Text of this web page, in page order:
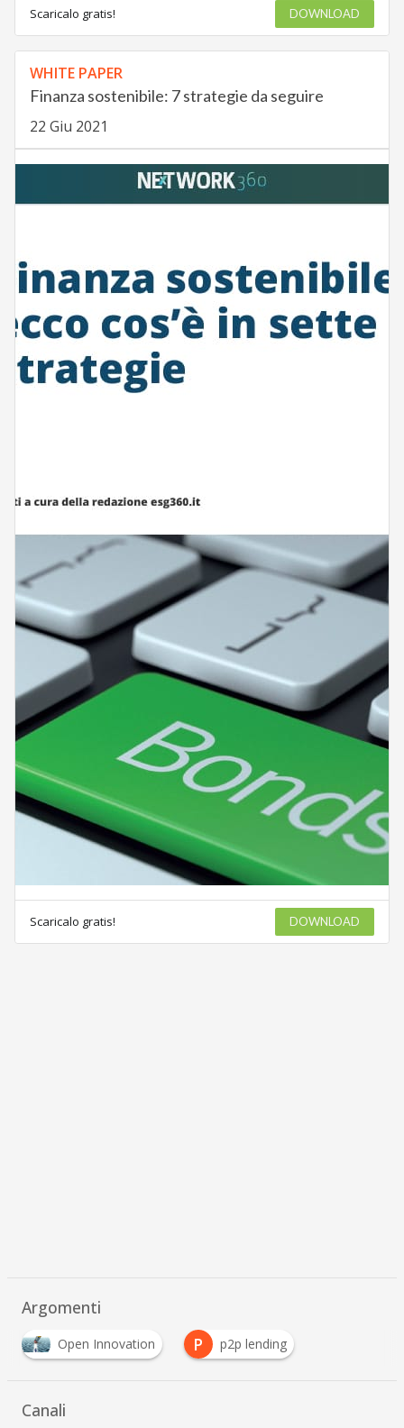
Scaricalo gratis! DOWNLOAD
WHITE PAPER
Finanza sostenibile: 7 strategie da seguire
22 Giu 2021
Scaricalo gratis! DOWNLOAD
Argomenti
Open Innovation P p2p lending
Canali